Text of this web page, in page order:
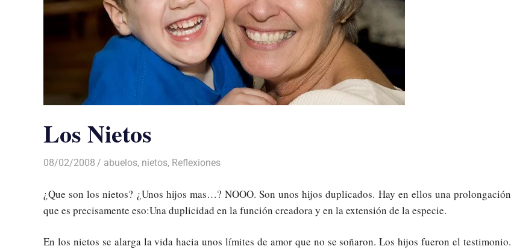
Los Nietos
08/02/2008 Luis Castellanos
abuelos, nietos, Reflexiones
¿Que son los nietos? ¿Unos hijos mas…? NOOO. Son unos hijos duplicados. Hay en ellos una prolongación
que es precisamente eso:Una duplicidad en la función creadora y en la extensión de la especie.
En los nietos se alarga la vida hacia unos límites de amor que no se soñaron. Los hijos fueron el testimonio.